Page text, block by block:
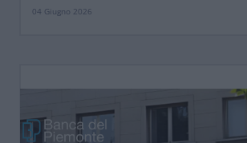
04 Giugno 2026